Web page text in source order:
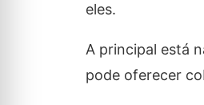
eles.
A principal está
pode oferecer